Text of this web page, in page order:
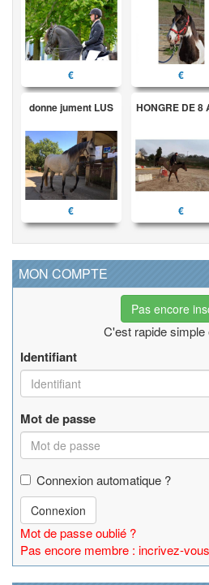
€ €
donne jument LUS
€
HONGRE DE 8
€
MON COMPTE
Pas encore
C'est rapide simple
Identifiant
Mot de passe
Connexion automatique ?
Connexion
Mot de passe oublié ?
Pas encore membre : incrivez-vous